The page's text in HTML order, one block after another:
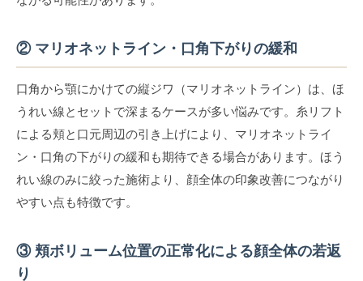
② マリオネットライン・口角下がりの緩和
口角から顎にかけての縦ジワ（マリオネットライン）は、ほ
うれい線とセットで深まるケースが多い悩みです。糸リフト
による頬と口元周辺の引き上げにより、マリオネットライ
ン・口角の下がりの緩和も期待できる場合があります。ほう
れい線のみに絞った施術より、顔全体の印象改善につながり
やすい点も特徴です。
③ 頬ボリューム位置の正常化による顔全体の若返
り